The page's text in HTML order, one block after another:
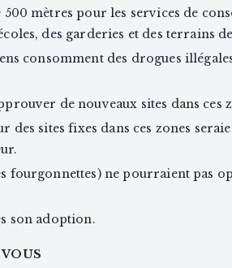
mètres pour les services de
des garderies et des terrains
consomment des drogues
de nouveaux sites dans ces
des sites fixes dans ces zones
fourgonnettes) ne pourraient pas
son adoption.